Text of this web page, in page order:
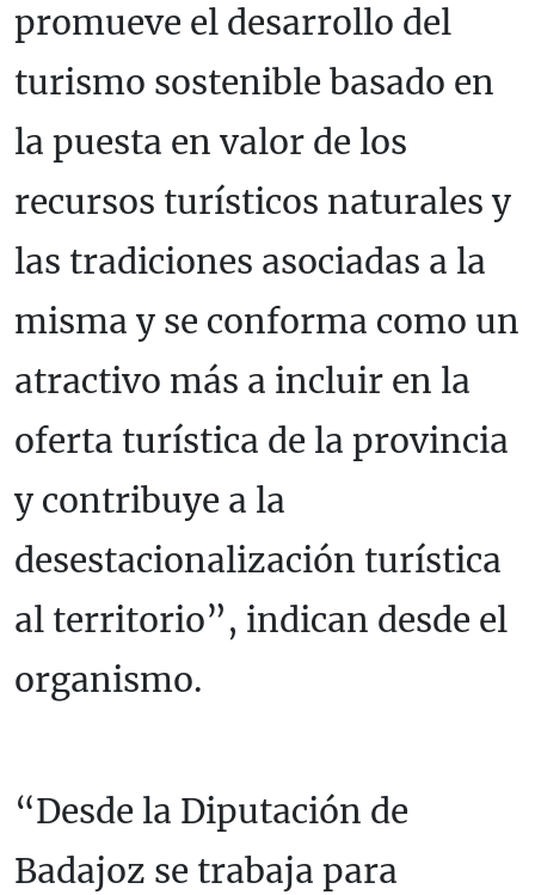
promueve el desarrollo del
turismo sostenible basado en
la puesta en valor de los
recursos turísticos naturales y
las tradiciones asociadas a la
misma y se conforma como un
atractivo más a incluir en la
oferta turística de la provincia
y contribuye a la
desestacionalización turística
al territorio”, indican desde el
organismo.
“Desde la Diputación de
Badajoz se trabaja para